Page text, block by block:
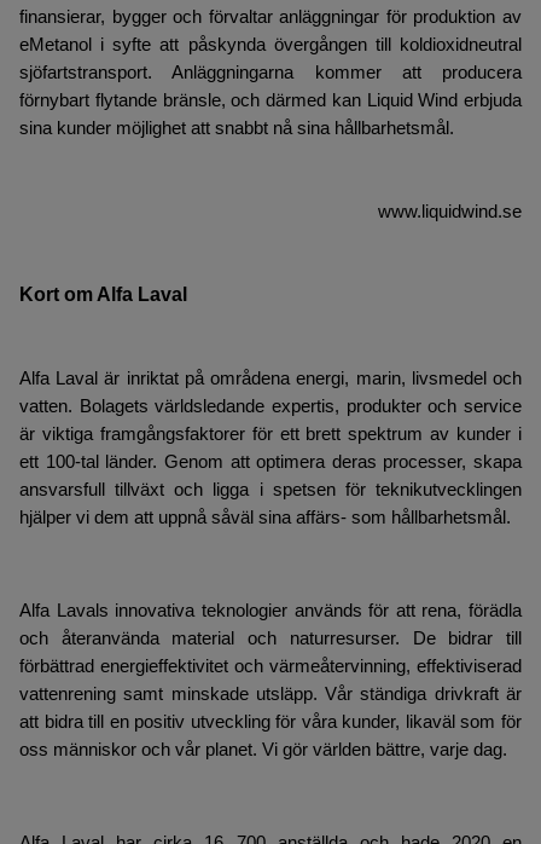
finansierar, bygger och förvaltar anläggningar för produktion av
eMetanol i syfte att påskynda övergången till koldioxidneutral
sjöfartstransport. Anläggningarna kommer att producera
förnybart flytande bränsle, och därmed kan Liquid Wind erbjuda
sina kunder möjlighet att snabbt nå sina hållbarhetsmål.
www.liquidwind.se
Kort om Alfa Laval
Alfa Laval är inriktat på områdena energi, marin, livsmedel och
vatten. Bolagets världsledande expertis, produkter och service
är viktiga framgångsfaktorer för ett brett spektrum av kunder i
ett 100-tal länder. Genom att optimera deras processer, skapa
ansvarsfull tillväxt och ligga i spetsen för teknikutvecklingen
hjälper vi dem att uppnå såväl sina affärs- som hållbarhetsmål.
Alfa Lavals innovativa teknologier används för att rena, förädla
och återanvända material och naturresurser. De bidrar till
förbättrad energieffektivitet och värmeåtervinning, effektiviserad
vattenrening samt minskade utsläpp. Vår ständiga drivkraft är
att bidra till en positiv utveckling för våra kunder, likaväl som för
oss människor och vår planet. Vi gör världen bättre, varje dag.